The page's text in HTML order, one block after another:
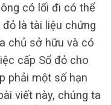
có lối đi có thể
là tài liệu chứng
chủ sở hữu và có
cấp Sổ đỏ cho
phải một số hạn
viết này, chúng ta